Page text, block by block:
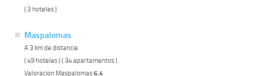
( 3 hoteles )
Maspalomas
A 3 km de distancia
( 49 hoteles ) ( 34 apartamentos )
Valoracion Maspalomas6.4